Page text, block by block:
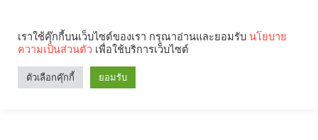
เราใช้คุ๊กกี้บนเว็บไซต์ของเรา กรุณาอ่านและยอมรับ นโยบาย
ความเป็นส่วนตัว เพื่อใช้บริการเว็บไซต์
ตัวเลือกคุ๊กกี้ ยอมรับ